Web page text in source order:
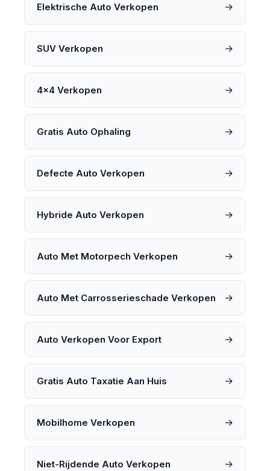
Elektrische Auto Verkopen →
SUV Verkopen →
4x4 Verkopen →
Gratis Auto Ophaling →
Defecte Auto Verkopen →
Hybride Auto Verkopen →
Auto Met Motorpech Verkopen →
Auto Met Carrosserieschade Verkopen →
Auto Verkopen Voor Export →
Gratis Auto Taxatie Aan Huis →
Mobilhome Verkopen →
Niet-Rijdende Auto Verkopen →